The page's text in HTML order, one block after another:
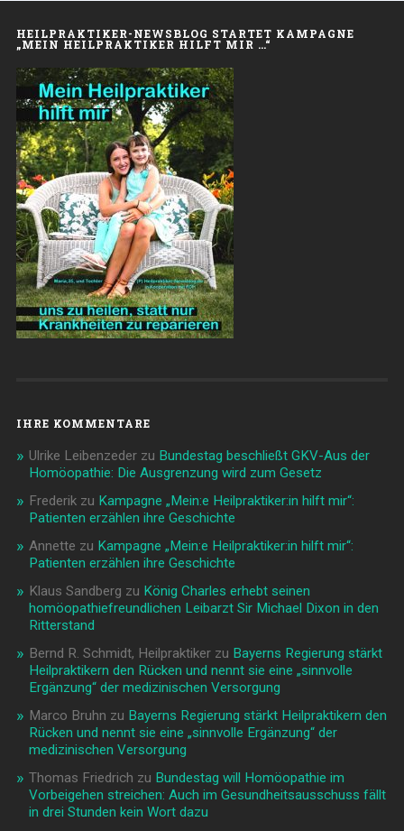
HEILPRAKTIKER-NEWSBLOG STARTET KAMPAGNE
„MEIN HEILPRAKTIKER HILFT MIR …“
IHRE KOMMENTARE
Ulrike Leibenzederzu Bundestag beschließt GKV-Aus der
Homöopathie: Die Ausgrenzung wird zum Gesetz
Frederikzu Kampagne „Mein:e Heilpraktiker:in hilft mir“:
Patienten erzählen ihre Geschichte
Annette zu Kampagne „Mein:e Heilpraktiker:in hilft mir“:
Patienten erzählen ihre Geschichte
Klaus Sandberg zu König Charles erhebt seinen
homöopathiefreundlichen Leibarzt Sir Michael Dixon in den
Ritterstand
Bernd R. Schmidt, Heilpraktikerzu Bayerns Regierung stärkt
Heilpraktikern den Rücken und nennt sie eine „sinnvolle
Ergänzung“ der medizinischen Versorgung
Marco Bruhn zu Bayerns Regierung stärkt Heilpraktikern den
Rücken und nennt sie eine „sinnvolle Ergänzung“ der
medizinischen Versorgung
Thomas Friedrich zu Bundestag will Homöopathie im
Vorbeigehen streichen: Auch im Gesundheitsausschuss fällt
in drei Stunden kein Wort dazu